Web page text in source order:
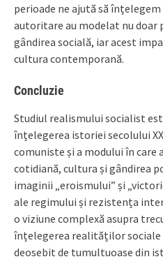
perioade ne ajută să
autoritare au modelat nu doar
gândirea socială, iar acest
cultura contemporană.
Concluzie
Studiul realismului socialist
înțelegerea istoriei secolului
comuniste și a modului în
cotidiană, cultura și gândirea
imaginii „eroismului” și
ale regimului și rezistența
o viziune complexă asupra
înțelegerea realităților sociale
deosebit de tumultuoase din